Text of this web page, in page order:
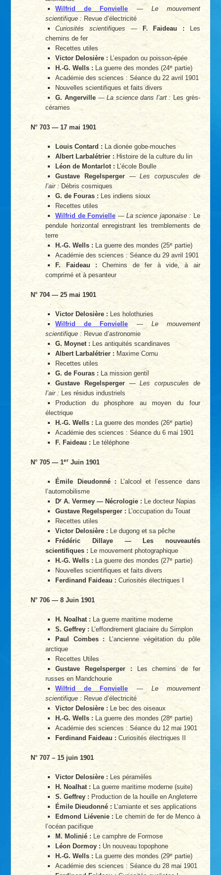
Wilfrid de Fonvielle — Le mouvement
scientifique : Revue d’électricité
Curiosités scientifiques — F. Faideau :Les
chemins de fer
Recettes utiles
Victor Delosière :L’espadon ou poisson-épée
H.-G. Wells : La guerre des mondes (24e partie)
Académie des sciences : Séance du 22 avril 1901
Nouvelles scientifiques et faits divers
G. Angerville—La science dans l’art :Les grès-
cérames
N° 703 — 17 mai 1901
Louis Contard : La dionée gobe-mouches
Albert Larbalétrier :Histoire de la culture du lin
Léon de Montarlot :L’école Boulle
Gustave Regelsperger—Les corpuscules de
l’air :Débris cosmiques
G. de Fouras :Les indiens sioux
Recettes utiles
Wilfrid de Fonvielle —La science japonaise : Le
pendule horizontal enregistrant les tremblements de
terre
H.-G. Wells :La guerre des mondes (25e partie)
Académie des sciences : Séance du 29 avril 1901
F. Faideau : Chemins de fer à vide, à air
comprimé et à pesanteur
N° 704 — 25 mai 1901
Victor Delosière :Les holothuries
Wilfrid de Fonvielle— Le mouvement
scientifique : Revue d’astronomie
G. Moynet : Les antiquités scandinaves
Albert Larbalétrier : Maxime Cornu
Recettes utiles
G. de Fouras :La mission gentil
Gustave Regelsperger —Les corpuscules de
l’air : Les résidus industriels
Production du phosphore au moyen du four
électrique
H.-G. Wells : La guerre des mondes (26epartie)
Académie des sciences : Séance du 6 mai 1901
F. Faideau :Le téléphone
N° 705 — 1erJuin 1901
Émile Dieudonné :L’alcool et l’essence dans
l’automobilisme
Dr A. Vermey — Nécrologie : Le docteur Napias
Gustave Regelsperger :L’occupation du Touat
Recettes utiles
Victor Delosière :Le dugong et sa pêche
Frédéric Dillaye — Les nouveautés
scientifiques : Le mouvement photographique
H.-G. Wells :La guerre des mondes (27epartie)
Nouvelles scientifiques et faits divers
Ferdinand Faideau : Curiosités électriques I
N° 706 — 8 Juin 1901
H. Noalhat : La guerre maritime moderne
S. Geffrey : L’effondrement glaciaire du Simplon
Paul Combes :L’ancienne végétation du pôle
arctique
Recettes Utiles
Gustave Regelsperger :Les chemins de fer
russes en Mandchourie
Wilfrid de Fonvielle— Le mouvement
scientifique : Revue d’électricité
Victor Delosière : Le bec des oiseaux
H.-G. Wells : La guerre des mondes (28epartie)
Académie des sciences : Séance du 12 mai 1901
Ferdinand Faideau :Curiosités électriques II
N° 707 – 15 juin 1901
Victor Delosière : Les péramèles
H. Noalhat : La guerre maritime moderne (suite)
S. Geffrey :Production de la houille en Angleterre
Émile Dieudonné : L’amiante et ses applications
Edmond Liévenie :Le chemin de fer de Menco à
l’océan pacifique
M. Molinié :Le camphre de Formose
Léon Dormoy : Un nouveau topophone
H.-G. Wells :La guerre des mondes (29e partie)
Académie des sciences : Séance du 28 mai 1901